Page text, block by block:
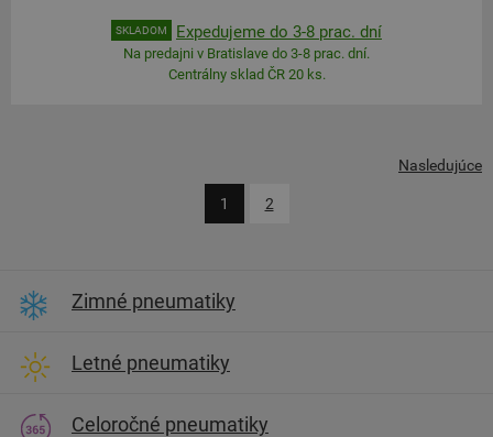
SKLADOM Expedujeme do 3-8 prac. dní
Na predajni v Bratislave do 3-8 prac. dní.
Centrálny sklad ČR 20 ks.
1 2
Nasledujúce
Zimné pneumatiky
Letné pneumatiky
Celoročné pneumatiky